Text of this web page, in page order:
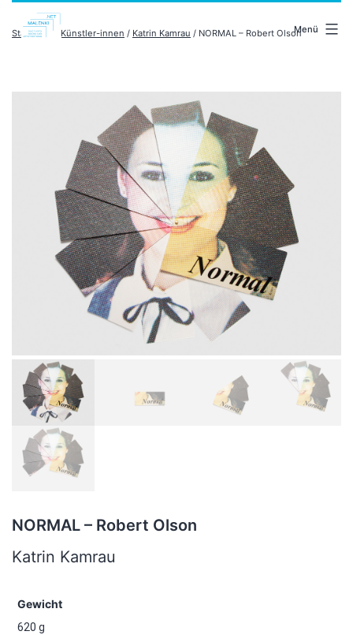
Inhalt
Menü
Startseite / Künstler-innen / Katrin Kamrau / NORMAL – Robert Olson
NORMAL – Robert Olson
Katrin Kamrau
Gewicht
620 g